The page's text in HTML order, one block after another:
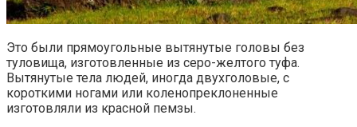
Это были прямоугольные вытянутые головы без
туловища, изготовленные из серо-желтого туфа.
Вытянутые тела людей, иногда двухголовые, с
короткими ногами или коленопреклоненные
изготовляли из красной пемзы.